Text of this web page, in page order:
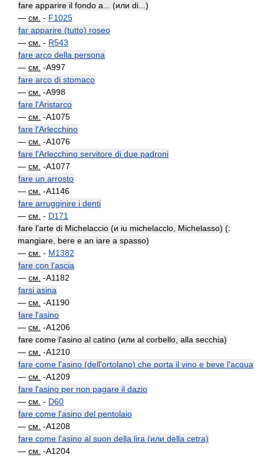
fare apparire il fondo a... (или di...)
— см. - F1025
far apparire (tutto) roseo
— см. - R543
fare arco della persona
— см. -A997
fare arco di stomaco
— см. -A998
fare l'Aristarco
— см. -A1075
fare l'Arlecchino
— см. -A1076
fare l'Arlecchino servitore di due padroni
— см. -A1077
fare un arrosto
— см. -A1146
fare arrugginire i denti
— см. - D171
fare l'arte di Michelaccio (и iu michelacclo, Michelasso) (:
mangiare, bere e an iare a spasso)
— см. - M1382
fare con l'ascia
— см. -A1182
farsi asina
— см. -A1190
fare l'asino
— см. -A1206
fare come l'asino al catino (или al corbello, alla secchia)
— см. -A1210
fare come l'asino (dell'ortolano) che porta il vino e beve l'acqua
— см. -A1209
fare l'asino per non pagare il dazio
— см. - D60
fare come l'asino del pentolaio
— см. -A1208
fare come l'asino al suon della lira (или della cetra)
— см. -A1204